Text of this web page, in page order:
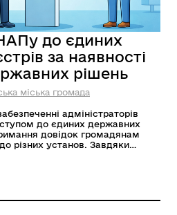
до єдиних
за наявності
рішень
міська громада
адміністраторів
до єдиних державних
довідок громадянам
різних установ. Завдяки